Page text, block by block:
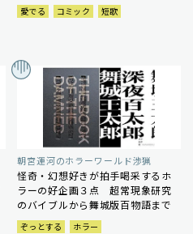
愛でる コミック 短歌
朝宮運河のホラーワールド渉猟
怪奇・幻想好きが拍手喝采するホ
ラーの好企画３点 超常現象研究
のバイブルから舞城版百物語まで
ぞっとする
ホラー